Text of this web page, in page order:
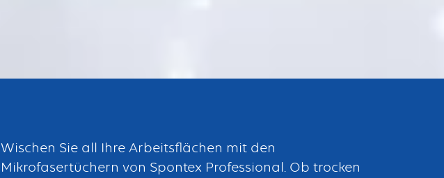
Wischen Sie all Ihre Arbeitsflächen mit den
Mikrofasertüchern von Spontex Professional. Ob trocken